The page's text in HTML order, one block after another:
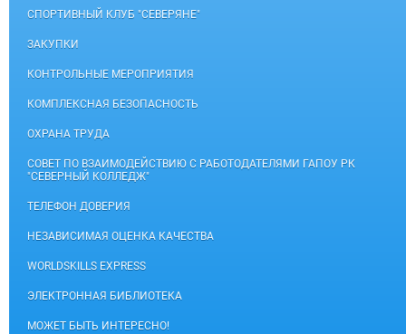
СПОРТИВНЫЙ КЛУБ "СЕВЕРЯНЕ"
ЗАКУПКИ
КОНТРОЛЬНЫЕ МЕРОПРИЯТИЯ
КОМПЛЕКСНАЯ БЕЗОПАСНОСТЬ
ОХРАНА ТРУДА
СОВЕТ ПО ВЗАИМОДЕЙСТВИЮ С РАБОТОДАТЕЛЯМИ ГАПОУ РК
"СЕВЕРНЫЙ КОЛЛЕДЖ"
ТЕЛЕФОН ДОВЕРИЯ
НЕЗАВИСИМАЯ ОЦЕНКА КАЧЕСТВА
WORLDSKILLS EXPRESS
ЭЛЕКТРОННАЯ БИБЛИОТЕКА
МОЖЕТ БЫТЬ ИНТЕРЕСНО!